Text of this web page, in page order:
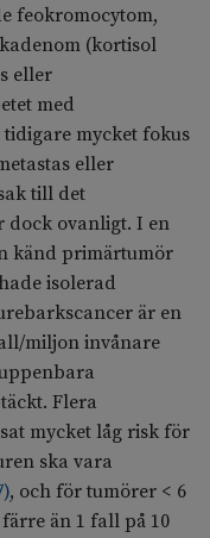
feokromocytom,
(kortisol
eller
med
mycket fokus
eller
till det
dock ovanligt. I en
känd primärtumör
isolerad
är en
miljon invånare
Flera
mycket låg risk för
ska vara
), och för tumörer < 6
än 1 fall på 10